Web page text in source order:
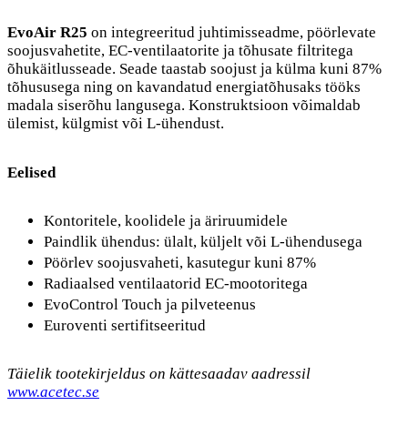
EvoAir R25 on integreeritud juhtimisseadme, pöörlevate
soojusvahetite, EC-ventilaatorite ja tõhusate filtritega
õhukäitlusseade. Seade taastab soojust ja külma kuni 87%
tõhususega ning on kavandatud energiatõhusaks tööks
madala siserõhu langusega. Konstruktsioon võimaldab
ülemist, külgmist või L-ühendust.
Eelised
Kontoritele, koolidele ja äriruumidele
Paindlik ühendus: ülalt, küljelt või L-ühendusega
Pöörlev soojusvaheti, kasutegur kuni 87%
Radiaalsed ventilaatorid EC-mootoritega
EvoControl Touch ja pilveteenus
Euroventi sertifitseeritud
Täielik tootekirjeldus on kättesaadav aadressil
www.acetec.se